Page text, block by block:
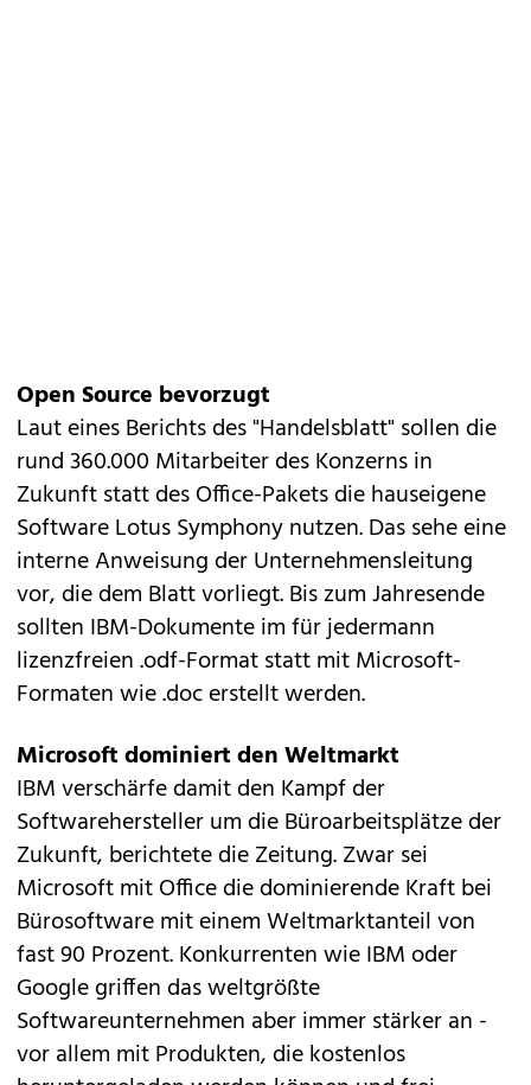
Open Source bevorzugt
Laut eines Berichts des "Handelsblatt" sollen die
rund 360.000 Mitarbeiter des Konzerns in
Zukunft statt des Office-Pakets die hauseigene
Software Lotus Symphony nutzen. Das sehe eine
interne Anweisung der Unternehmensleitung
vor, die dem Blatt vorliegt. Bis zum Jahresende
sollten IBM-Dokumente im für jedermann
lizenzfreien .odf-Format statt mit Microsoft-
Formaten wie .doc erstellt werden.
Microsoft dominiert den Weltmarkt
IBM verschärfe damit den Kampf der
Softwarehersteller um die Büroarbeitsplätze der
Zukunft, berichtete die Zeitung. Zwar sei
Microsoft mit Office die dominierende Kraft bei
Bürosoftware mit einem Weltmarktanteil von
fast 90 Prozent. Konkurrenten wie IBM oder
Google griffen das weltgrößte
Softwareunternehmen aber immer stärker an -
vor allem mit Produkten, die kostenlos